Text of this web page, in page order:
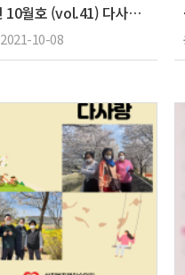
21년 10월호 (vol.41) 다사랑 뉴스레터
2021-10-08